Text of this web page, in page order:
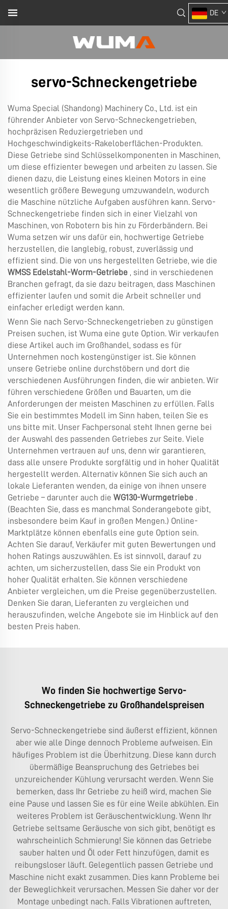
DE
servo-Schneckengetriebe
Wuma Special (Shandong) Machinery Co., Ltd. ist ein
führender Anbieter von Servo-Schneckengetrieben,
hochpräzisen Reduziergetrieben und
Hochgeschwindigkeits-Rakeloberflächen-Produkten.
Diese Getriebe sind Schlüsselkomponenten in Maschinen,
um diese effizienter bewegen und arbeiten zu lassen. Sie
dienen dazu, die Leistung eines kleinen Motors in eine
wesentlich größere Bewegung umzuwandeln, wodurch
die Maschine nützliche Aufgaben ausführen kann. Servo-
Schneckengetriebe finden sich in einer Vielzahl von
Maschinen, von Robotern bis hin zu Förderbändern. Bei
Wuma setzen wir uns dafür ein, hochwertige Getriebe
herzustellen, die langlebig, robust, zuverlässig und
effizient sind. Die von uns hergestellten Getriebe, wie die
WMSS Edelstahl-Worm-Getriebe , sind in verschiedenen
Branchen gefragt, da sie dazu beitragen, dass Maschinen
effizienter laufen und somit die Arbeit schneller und
einfacher erledigt werden kann.
Wenn Sie nach Servo-Schneckengetrieben zu günstigen
Preisen suchen, ist Wuma eine gute Option. Wir verkaufen
diese Artikel auch im Großhandel, sodass es für
Unternehmen noch kostengünstiger ist. Sie können
unsere Getriebe online durchstöbern und dort die
verschiedenen Ausführungen finden, die wir anbieten. Wir
führen verschiedene Größen und Bauarten, um die
Anforderungen der meisten Maschinen zu erfüllen. Falls
Sie ein bestimmtes Modell im Sinn haben, teilen Sie es
uns bitte mit. Unser Fachpersonal steht Ihnen gerne bei
der Auswahl des passenden Getriebes zur Seite. Viele
Unternehmen vertrauen auf uns, denn wir garantieren,
dass alle unsere Produkte sorgfältig und in hoher Qualität
hergestellt werden. Alternativ können Sie sich auch an
lokale Lieferanten wenden, da einige von ihnen unsere
Getriebe – darunter auch die WG130-Wurmgetriebe .
(Beachten Sie, dass es manchmal Sonderangebote gibt,
insbesondere beim Kauf in großen Mengen.) Online-
Marktplätze können ebenfalls eine gute Option sein.
Achten Sie darauf, Verkäufer mit guten Bewertungen und
hohen Ratings auszuwählen. Es ist sinnvoll, darauf zu
achten, um sicherzustellen, dass Sie ein Produkt von
hoher Qualität erhalten. Sie können verschiedene
Anbieter vergleichen, um die Preise gegenüberzustellen.
Denken Sie daran, Lieferanten zu vergleichen und
herauszufinden, welche Angebote sie im Hinblick auf den
besten Preis haben.
Wo finden Sie hochwertige Servo-
Schneckengetriebe zu Großhandelspreisen
Servo-Schneckengetriebe sind äußerst effizient, können
aber wie alle Dinge dennoch Probleme aufweisen. Ein
häufiges Problem ist die Überhitzung. Diese kann durch
übermäßige Beanspruchung des Getriebes bei
unzureichender Kühlung verursacht werden. Wenn Sie
bemerken, dass Ihr Getriebe zu heiß wird, machen Sie
eine Pause und lassen Sie es für eine Weile abkühlen. Ein
weiteres Problem ist Geräuschentwicklung. Wenn Ihr
Getriebe seltsame Geräusche von sich gibt, benötigt es
wahrscheinlich Schmierung! Sie können das Getriebe
sauber halten und Öl oder Fett hinzufügen, damit es
reibungsloser läuft. Gelegentlich passen Getriebe und
Maschine nicht exakt zusammen. Dies kann Probleme bei
der Beweglichkeit verursachen. Messen Sie daher vor der
Montage unbedingt nach. Falls Vibrationen auftreten,